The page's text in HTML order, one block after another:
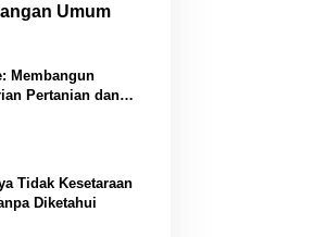
Umum
Membangun
Pertanian dan
Tidak Kesetaraan
Diketahui